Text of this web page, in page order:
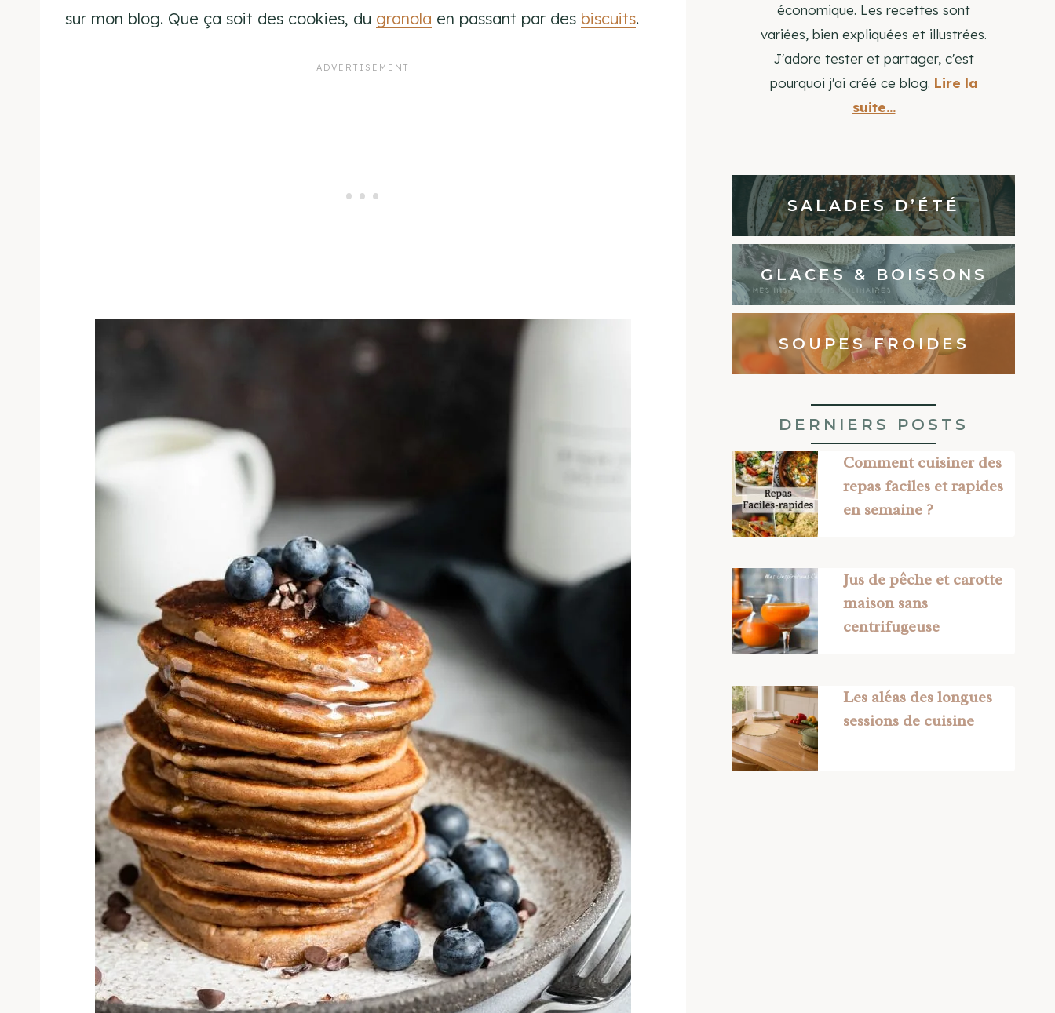
sur mon blog. Que ça soit des cookies, du granola en passant par des biscuits.
économique. Les recettes sont
variées, bien expliquées et illustrées.
J'adore tester et partager, c'est
pourquoi j'ai créé ce blog. Lire la
suite...
SALADES D’ÉTÉ
GLACES & BOISSONS
SOUPES FROIDES
DERNIERS POSTS
Comment cuisiner des
repas faciles et rapides
en semaine ?
Jus de pêche et carotte
maison sans
centrifugeuse
Les aléas des longues
sessions de cuisine